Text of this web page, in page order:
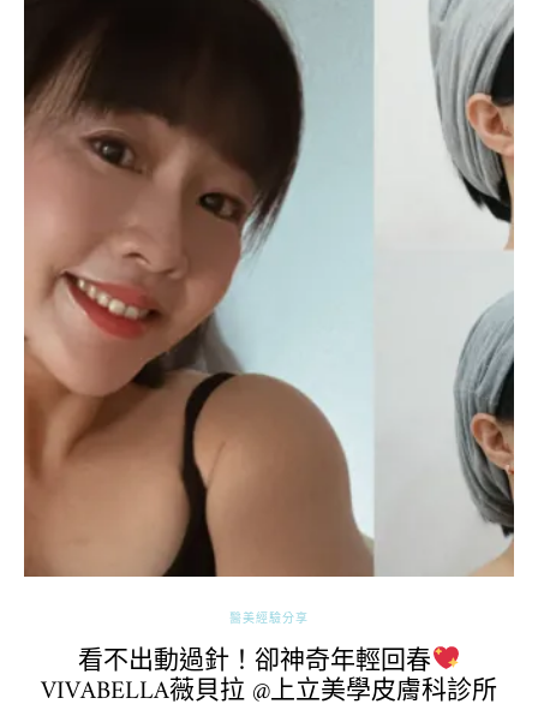
醫美經驗分享
看不出動過針！卻神奇年輕回春
VIVABELLA薇貝拉 @上立美學皮膚科診所